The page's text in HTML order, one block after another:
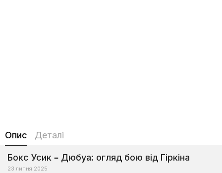
Опис Деталі
Бокс Усик – Дюбуа: огляд бою від Гіркіна
23 липня 2025